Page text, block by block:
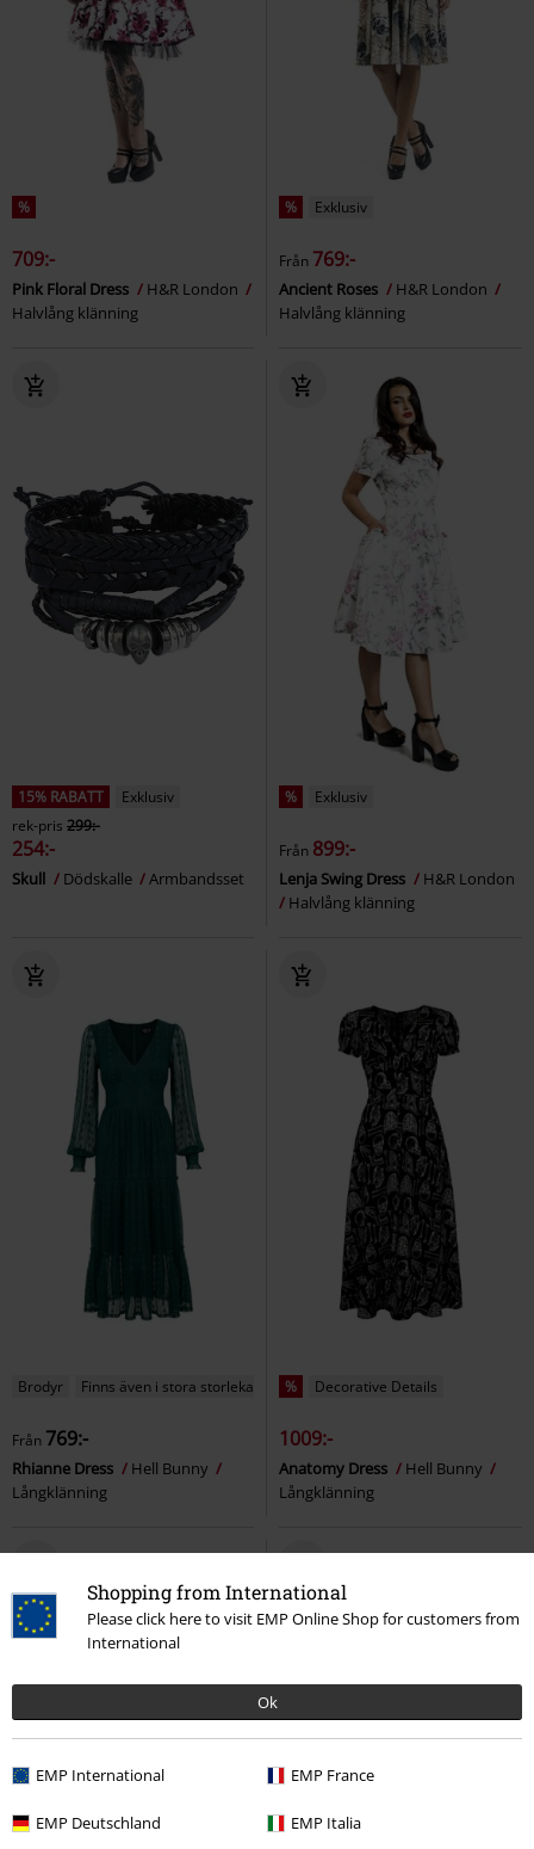
Shopping from International
Please click here to visit EMP Online Shop for customers from
International
Ok
EMP International EMP France
EMP Deutschland EMP Italia
%
709:-
Pink Floral Dress
H&R London
Halvlång klänning
% Exklusiv
Från 769:-
Ancient Roses
H&R London
Halvlång klänning
15% RABATT
Exklusiv
rek-pris 299:-
254:-
Skull Dödskalle Armbandsset
% Exklusiv
Från 899:-
Lenja Swing Dress
H&R London
Halvlång klänning
Brodyr Finns även i stora storlekar
Från 769:-
Rhianne Dress
Hell Bunny
Långklänning
% Decorative Details
1009:-
Anatomy Dress
Hell Bunny
Långklänning